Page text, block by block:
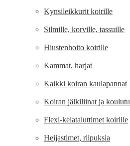
Kynsileikkurit koirille
Silmille, korville, tassuille
Hiustenhoito koirille
Kammat, harjat
Kaikki koiran kaulapannat
Koiran jälkiliinat ja
Flexi-kelataluttimet koirille
Heijastimet, riipuksia